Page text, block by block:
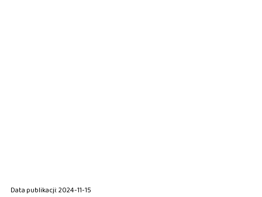
Data publikacji: 2024-11-15